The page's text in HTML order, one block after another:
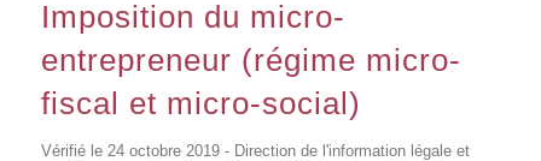
Imposition du micro-
entrepreneur (régime micro-
fiscal et micro-social)
Vérifié le 24 octobre 2019 - Direction de l'information légale et